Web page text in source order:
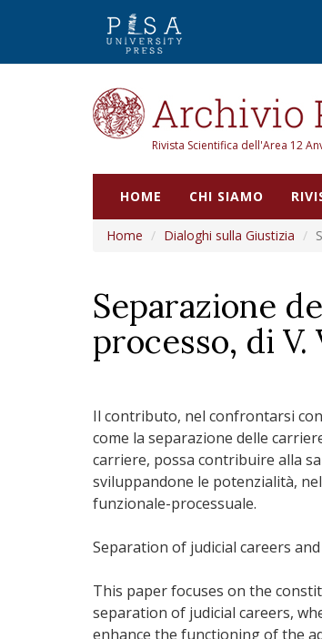
Rivista Scientifica dell'Area 12
HOME CHI SIAMO
Home Dialoghi sulla Giustizia
Separazione
processo, di
Il contributo, nel confrontarsi
come la separazione delle
carriere, possa contribuire alla
sviluppandone le potenzialità,
funzionale-processuale.
Separation of judicial careers
This paper focuses on the
separation of judicial careers,
enhance the functioning of the